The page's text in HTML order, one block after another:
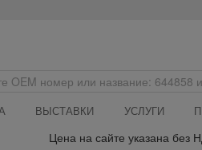
ВЫСТАВКИ УСЛУГИ
Цена на сайте указана без